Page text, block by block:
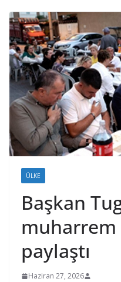
ÜLKE
Başkan
muharrem
paylaştı
Haziran 27, 2026